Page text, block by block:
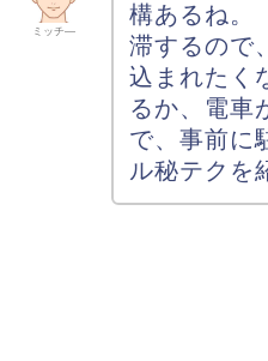
ミッチ―
構あるね
滞するので
込まれたく
るか、電車
で、事前に
ル秘テクを